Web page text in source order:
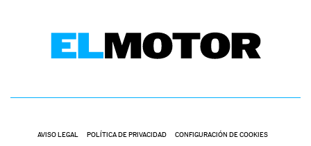
AVISO LEGAL POLÍTICA DE PRIVACIDAD CONFIGURACIÓN DE COOKIES